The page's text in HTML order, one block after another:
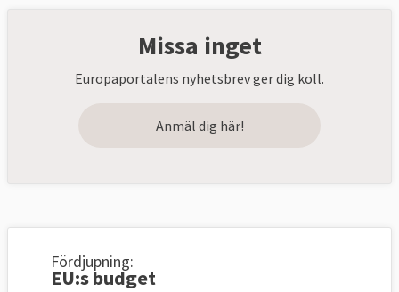
Missa inget
Europaportalens nyhetsbrev ger dig koll.
Anmäl dig här!
Fördjupning:
EU:s budget